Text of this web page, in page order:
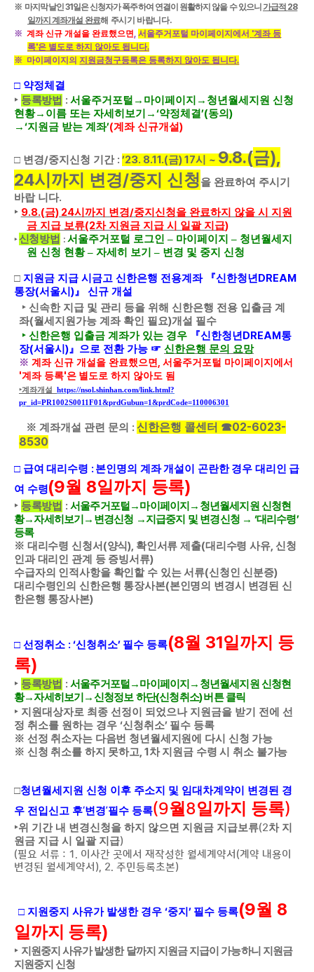
※ 마지막날인31 일은 신청자가 폭주하여 연결이 원활하지 않을 수 있으니 가급적 28
일까지 계좌개설 완료해 주시기 바랍니다.
※계좌 신규 개설을 완료했으면,서울주거포털 마이페이지에서 '계좌 등
록'은 별도로 하지 않아도 됩니다.
※ 마이페이지의지원금청구등록은 등록하지 않아도 됩니다.
□ 약정체결
‣ 등록방법 : 서울주거포털 → 마이페이지 → 청년월세지원 신청
현황→ 이름 또는 자세히보기 →‘약정체결’(동의)
→‘지원금 받는 계좌’(계좌 신규개설)
□ 변경/중지신청 기간 : ’23. 8.11.(금) 17시 ~ 9.8.(금),
24시까지 변경/중지 신청을 완료하여 주시기
바랍 니다.
‣ 9.8.(금) 24시까지 변경/중지신청을 완료하지 않을 시 지원
금 지급 보류(2차 지원금 지급 시 일괄 지급)
‣신청방법 : 서울주거포털 로그인– 마이페이지– 청년월세지
원 신청 현황– 자세히 보기– 변경 및 중지 신청
□ 지원금 지급 시금고 신한은행 전용계좌 『신한청년 DREAM
통장(서울시 ) 』 신규 개설
‣ 신속한 지급 및 관리 등을 위해 신한은행 전용 입출금 계
좌(월세지원가능 계좌 확인 필요)개설 필수
‣ 신한은행 입출금 계좌가 있는 경우 『신한청년 DREAM통
장(서울시 ) 』 으로 전환 가능 ☞ 신한은행 문의 요망
※ 계좌 신규 개설을 완료했으면 서울주거포털 마이페이지에서
'계좌 등록'은 별도로 하지 않아도 됨
‣계좌개설 https://nsol.shinhan.com/link.html?
pr_id=PR1002S0011F01&prdGubun=1&prdCode=110006301
※ 계좌개설 관련 문의 : 신한은행 콜센터 ☎02-6023-
8530
□ 급여 대리수령 : 본인명의 계좌 개설이 곤란한 경우 대리인 급
여 수령(9월 8일까지 등록)
‣ 등록방법 : 서울주거포털 →마이페이지 → 청년월세지원 신청현
황→자세히보기 → 변경신청 →지급중지 및 변경신청 → ‘대리수령’
등록
※ 대리수령 신청서 (양식), 확인서류 제출(대리수령 사유, 신청
인과 대리인 관계 등 증빙서류)
수급자의 인적사항을 확인할 수 있는 서류(신청인 신분증)
대리수령인의 신한은행 통장사본(본인명의 변경시 변경된 신
한은행 통장사본)
□ 선정취소 : ‘신청취소’ 필수 등록(8월 31일까지 등
록)
‣ 등록방법 : 서울주거포털 →마이페이지 → 청년월세지원 신청현
황→자세히보기 →신청정보 하단(신청취소)버튼 클릭
‣ 지원대상자로 최종 선정이 되었으나 지원금을 받기 전에 선
정 취소를 원하는 경우 ‘신청취소’ 필수 등록
※ 선정 취소자는 다음번 청년월세지원에 다시 신청 가능
※ 신청 취소를 하지 못하고, 1차 지원금 수령 시 취소 불가능
□청년월세지원 신청 이후 주소지 및 임대차계약이 변경된 경
우 전입신고 후‘변경’필수 등록(9월8일까지 등록)
‣위 기간 내 변경신청을 하지 않으면 지원금 지급보류(2차 지
원금 지급 시 일괄 지급)
(필요 서류 : 1. 이사간 곳에서 재작성한 월세계약서 (계약 내용이
변경된 월세계약서 ), 2. 주민등록초본)
□ 지원중지 사유가 발생한 경우 ‘중지 ’ 필수 등록(9월 8
일까지 등록)
‣ 지원중지 사유가 발생한 달까지 지원금 지급이 가능하니 지원금
지원중지 신청